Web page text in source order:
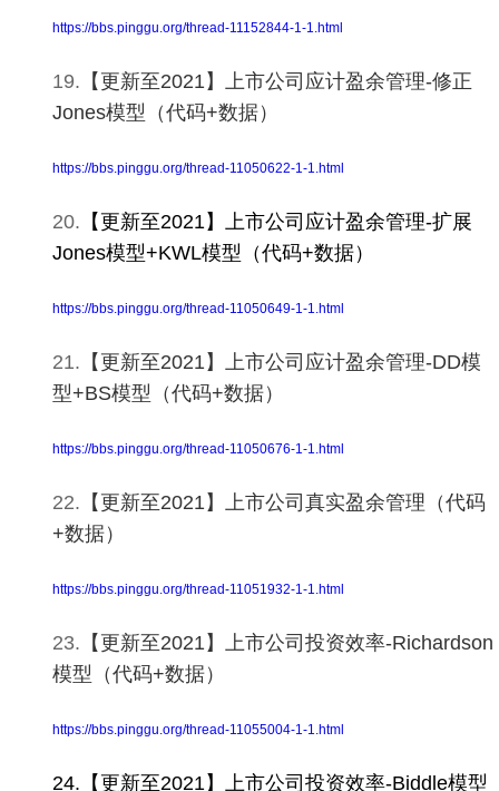
https://bbs.pinggu.org/thread-11152844-1-1.html
19. 【更新至2021】上市公司应计盈余管理-修正
Jones模型（代码+数据）
https://bbs.pinggu.org/thread-11050622-1-1.html
20. 【更新至2021】 上市公司应计盈余管理-扩展
Jones模型+KWL模型（代码+数据）
https://bbs.pinggu.org/thread-11050649-1-1.html
21. 【更新至2021】上市公司应计盈余管理-DD模
型+BS模型（代码+数据）
https://bbs.pinggu.org/thread-11050676-1-1.html
22. 【更新至2021】上市公司真实盈余管理（代码
+数据）
https://bbs.pinggu.org/thread-11051932-1-1.html
23. 【更新至2021】上市公司投资效率-Richardson
模型（代码+数据）
https://bbs.pinggu.org/thread-11055004-1-1.html
24.【更新至2021】上市公司投资效率-Biddle模型